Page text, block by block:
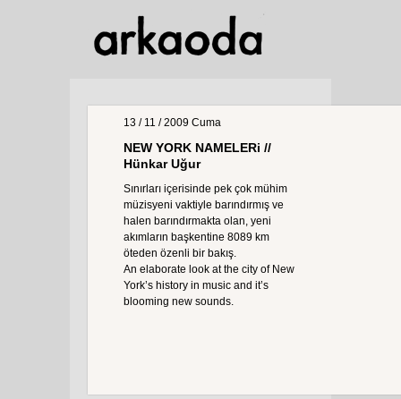
13 / 11 / 2009 Cuma
NEW YORK NAMELERi //
Hünkar Uğur
Sınırları içerisinde pek çok mühim
müzisyeni vaktiyle barındırmış ve
halen barındırmakta olan, yeni
akımların başkentine 8089 km
öteden özenli bir bakış.
An elaborate look at the city of New
York’s history in music and it’s
blooming new sounds.